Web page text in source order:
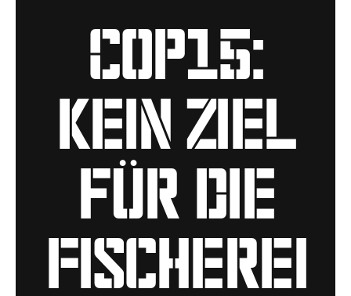
COP15:
kein Ziel
für die
Fischerei